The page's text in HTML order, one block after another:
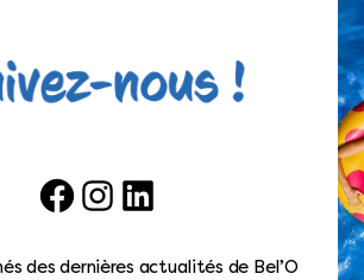
FacebookInstagramLinkedIn
des dernières actualités de Bel’O